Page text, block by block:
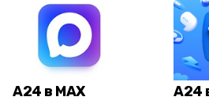
А24 в MAX А24